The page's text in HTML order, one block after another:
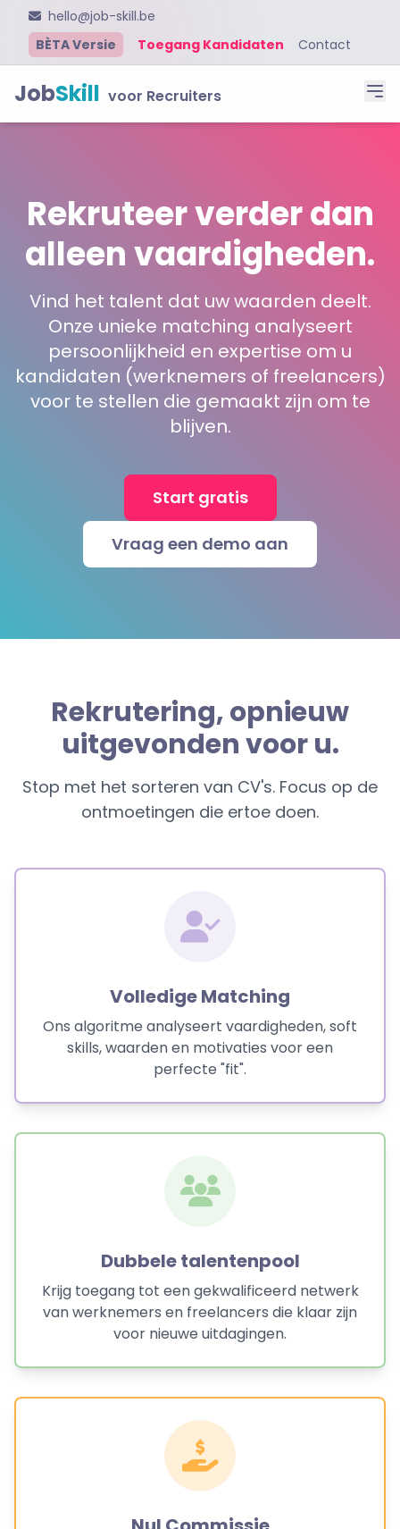
hello@job-skill.be
BÈTA Versie
Toegang Kandidaten Contact
JobSkill voor Recruiters
Rekruteer verder dan
alleen vaardigheden.
Vind het talent dat uw waarden deelt.
Onze unieke matching analyseert
persoonlijkheid en expertise om u
kandidaten (werknemers of freelancers)
voor te stellen die gemaakt zijn om te
blijven.
Start gratis
Vraag een demo aan
Rekrutering, opnieuw
uitgevonden voor u.
Stop met het sorteren van CV's. Focus op de
ontmoetingen die ertoe doen.
Volledige Matching
Ons algoritme analyseert vaardigheden, soft
skills, waarden en motivaties voor een
perfecte "fit".
Dubbele talentenpool
Krijg toegang tot een gekwalificeerd netwerk
van werknemers en freelancers die klaar zijn
voor nieuwe uitdagingen.